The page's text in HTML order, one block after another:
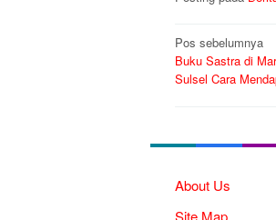
Navigasi
pos
Pos sebelumnya
Buku Sastra di
Sulsel Cara
About Us
Site Map